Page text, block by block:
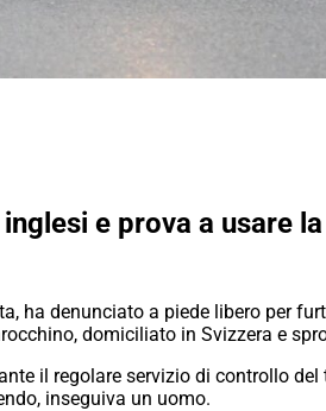
e prova a usare
ha denunciato a piede libero per
domiciliato in Svizzera e
il regolare servizio di controllo
inseguiva un uomo.